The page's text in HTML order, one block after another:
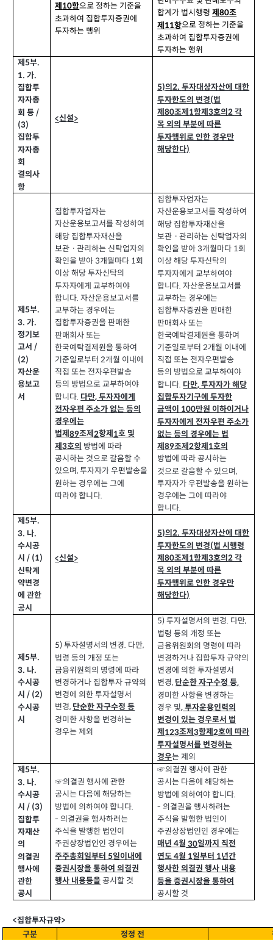
제 10항으로 정하는 기준을
초과하여 집합투자증권에
투자하는 행위
합계가 법시행령제80조
제11항으로 정하는 기준을
초과하여 집합투자증권에
투자하는 행위
제 5부.
1.가.
집합투
자자총
회 등/
(3)
집합투
자자총
회
결의사
항
<신설>
5)의2.투자대상자산에 대한
투자한도의 변경(법
제80조제 1항제3호의2각
목 외의 부분에 따른
투자행위로 인한 경우만
해당한다)
제 5부.
3.가.
정기보
고서 /
(2)
자산운
용보고
서
집합투자업자는
자산운용보고서를 작성하여
해당 집합투자재산을
보관ㆍ관리하는 신탁업자의
확인을 받아3개월마다 1회
이상 해당 투자신탁의
투자자에게 교부하여야
합니다.자산운용보고서를
교부하는 경우에는
집합투자증권을 판매한
판매회사 또는
한국예탁결제원을 통하여
기준일로부터 2개월 이내에
직접 또는 전자우편발송
등의 방법으로 교부하여야
합니다. 다만,투자자에게
전자우편 주소가 없는 등의
경우에는
법제89조제2항제 1호 및
제3호의 방법에 따라
공시하는 것으로 갈음할 수
있으며,투자자가 우편발송을
원하는 경우에는 그에
따라야 합니다.
집합투자업자는
자산운용보고서를 작성하여
해당 집합투자재산을
보관ㆍ관리하는 신탁업자의
확인을 받아3개월마다 1회
이상 해당 투자신탁의
투자자에게 교부하여야
합니다.자산운용보고서를
교부하는 경우에는
집합투자증권을 판매한
판매회사 또는
한국예탁결제원을 통하여
기준일로부터 2개월 이내에
직접 또는 전자우편발송
등의 방법으로 교부하여야
합니다. 다만,투자자가 해당
집합투자기구에 투자한
금액이 100만원 이하이거나
투자자에게 전자우편 주소가
없는 등의 경우에는 법
제89조제2항제 1호의
방법에 따라 공시하는
것으로 갈음할 수 있으며,
투자자가 우편발송을 원하는
경우에는 그에 따라야
합니다.
제 5부.
3. 나.
수시공
시 / (1)
신탁계
약변경
에 관한
공시
<신설>
5)의2.투자대상자산에 대한
투자한도의 변경(법 시행령
제80조제 1항제3호의2각
목 외의 부분에 따른
투자행위로 인한 경우만
해당한다)
제 5부.
3. 나.
수시공
시 / (2)
수시공
시
5)투자설명서의 변경. 다만,
법령 등의 개정 또는
금융위원회의 명령에 따라
변경하거나 집합투자규약의
변경에 의한 투자설명서
변경, 단순한 자구수정 등
경미한 사항을 변경하는
경우는 제외
5)투자설명서의 변경. 다만,
법령 등의 개정 또는
금융위원회의 명령에 따라
변경하거나 집합투자규약의
변경에 의한 투자설명서
변경, 단순한 자구수정 등,
경미한 사항을 변경하는
경우 및,투자운용인력의
변경이 있는 경우로서 법
제 123조제3항제2호에 따라
투자설명서를 변경하는
경우는 제외
제 5부.
3. 나.
수시공
시 / (3)
집합투
자재산
의
의결권
행사에
관한
공시
☞의결권 행사에 관한
공시는 다음에 해당하는
방법에 의하여야 합니다.
- 의결권을 행사하려는
주식을 발행한 법인이
주권상장법인인 경우에는
주주총회일부터 5일이내에
증권시장을 통하여 의결권
행사 내용등을공시할 것
☞의결권 행사에 관한
공시는 다음에 해당하는
방법에 의하여야 합니다.
- 의결권을 행사하려는
주식을 발행한 법인이
주권상장법인인 경우에는
매년 4월 30일까지 직전
연도4월 1일부터 1년간
행사한 의결권 행사 내용
등을 증권시장을 통하여
공시할 것
<집합투자규약>
구분
정정 전